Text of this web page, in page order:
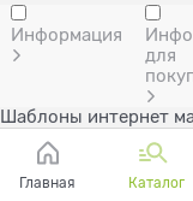
Информация
для
Шаблоны интернет
Главная Каталог